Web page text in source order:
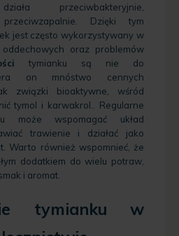
przeciwbakteryjnie,
Dzięki tym
jest często wykorzystywany w
oraz problemów
tymianku są nie do
on mnóstwo cennych
związki bioaktywne, wśród
tymol i karwakrol.. Regularne
może wspomagać układ
trawienie i działać jako
Warto również wspomnieć, że
dodatkiem do wielu potraw,
i aromat.
tymianku w